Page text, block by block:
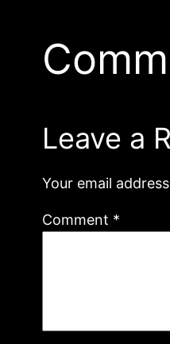
Leave a
Your email
Comment *